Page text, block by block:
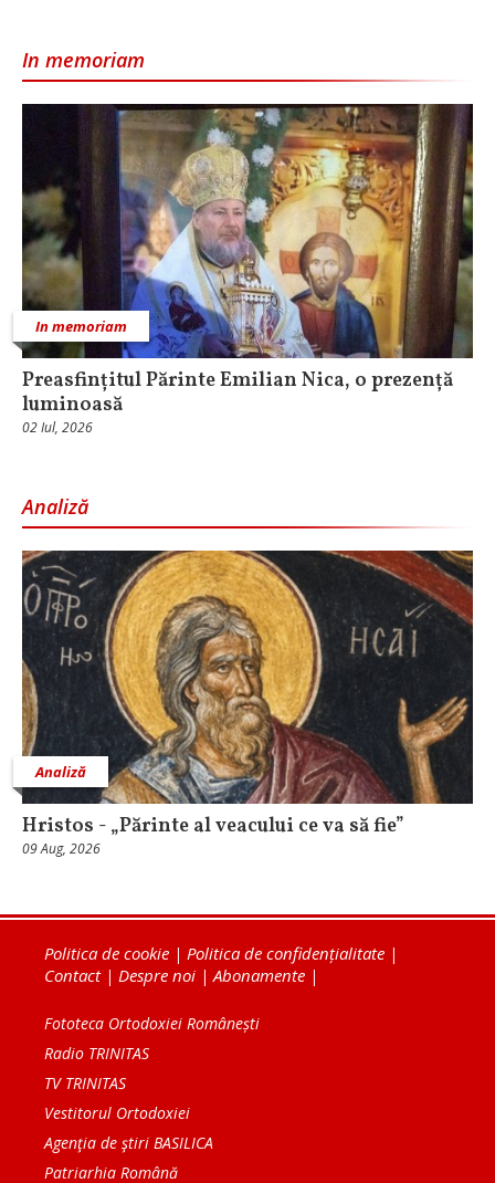
In memoriam
In memoriam
Preasfințitul Părinte Emilian Nica, o prezență
luminoasă
02 Iul, 2026
Analiză
Analiză
Hristos - „Părinte al veacului ce va să fie”
09 Aug, 2026
Politica de cookie | Politica de confidențialitate |
Contact| Despre noi |Abonamente |
Fototeca Ortodoxiei Românești
Radio TRINITAS
TV TRINITAS
Vestitorul Ortodoxiei
Agenţia de ştiri BASILICA
Patriarhia Română